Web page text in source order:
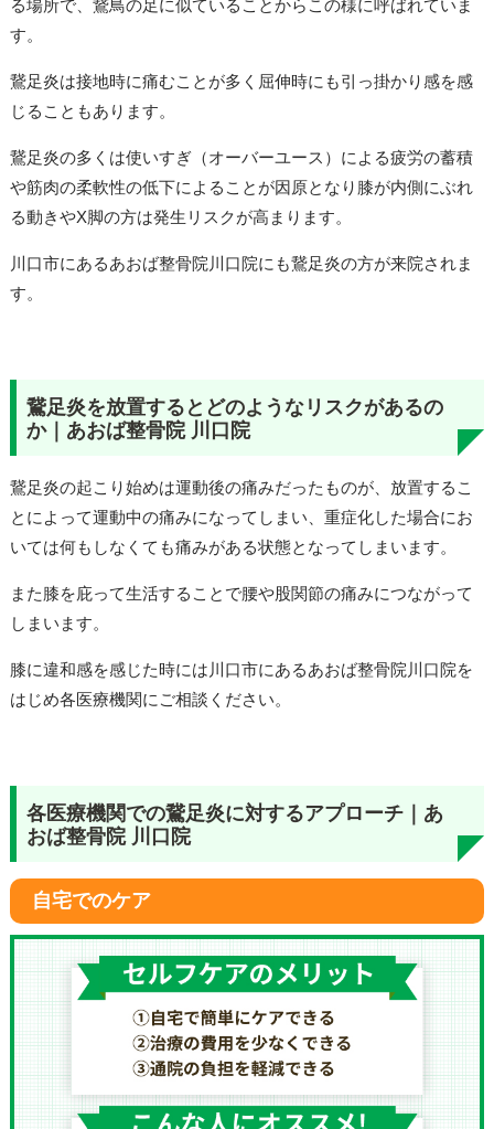
る場所で、鵞鳥の足に似ていることからこの様に呼ばれていま
す。
鵞足炎は接地時に痛むことが多く屈伸時にも引っ掛かり感を感
じることもあります。
鵞足炎の多くは使いすぎ（オーバーユース）による疲労の蓄積
や筋肉の柔軟性の低下によることが因原となり膝が内側にぶれ
る動きやX脚の方は発生リスクが高まります。
川口市にあるあおば整骨院川口院にも鵞足炎の方が来院されま
す。
鵞足炎を放置するとどのようなリスクがあるの
か｜あおば整骨院 川口院
鵞足炎の起こり始めは運動後の痛みだったものが、放置するこ
とによって運動中の痛みになってしまい、重症化した場合にお
いては何もしなくても痛みがある状態となってしまいます。
また膝を庇って生活することで腰や股関節の痛みにつながって
しまいます。
膝に違和感を感じた時には川口市にあるあおば整骨院川口院を
はじめ各医療機関にご相談ください。
各医療機関での鵞足炎に対するアプローチ｜あ
おば整骨院 川口院
自宅でのケア